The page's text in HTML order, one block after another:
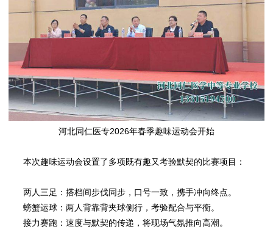
河北同仁医专2026年春季趣味运动会开始
本次趣味运动会设置了多项既有趣又考验默契的比赛项目：
两人三足：搭档间步伐同步，口号一致，携手冲向终点。
螃蟹运球：两人背靠背夹球侧行，考验配合与平衡。
接力赛跑：速度与默契的传递，将现场气氛推向高潮。